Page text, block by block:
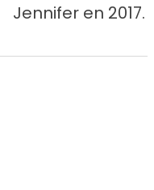
Jennifer en 2017.